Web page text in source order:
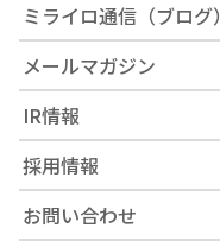
ミライロ通信（ブログ）
メールマガジン
IR情報
採用情報
お問い合わせ